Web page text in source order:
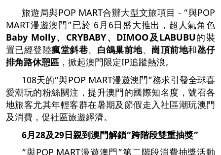
旅遊局與POP MART合辦大型文旅項目 - “與POP
MART漫遊澳門”已於 6月6日盛大推出，超人氣角色
Baby Molly、 CRYBABY、 DIMOO及LABUBU的裝
置已經登陸瘋堂斜巷、 白鴿巢前地、 崗頂前地和氹仔
排角路休憩區 ，掀起澳門限定IP追蹤熱浪。
108天的“與POP MART漫遊澳門”務求引發全球喜
愛潮玩的粉絲關注，提升澳門的國際知名度，號召各
地旅客尤其年輕客群在暑期及節假走入社區潮玩澳門
及消費，促社區旅遊經濟。
6月28及29日親到澳門解鎖“跨階段雙重抽獎”
“與POP MART漫遊澳門”第二階段消費抽獎活動